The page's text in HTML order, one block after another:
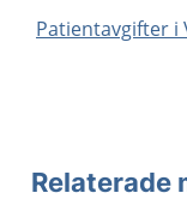
Patientavgifter i
Relaterade